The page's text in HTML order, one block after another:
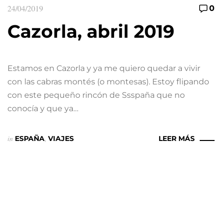
24/04/2019 0
Cazorla, abril 2019
Estamos en Cazorla y ya me quiero quedar a vivir
con las cabras montés (o montesas). Estoy flipando
con este pequeño rincón de Ssspaña que no
conocía y que ya…
in ESPAÑA, VIAJES LEER MÁS